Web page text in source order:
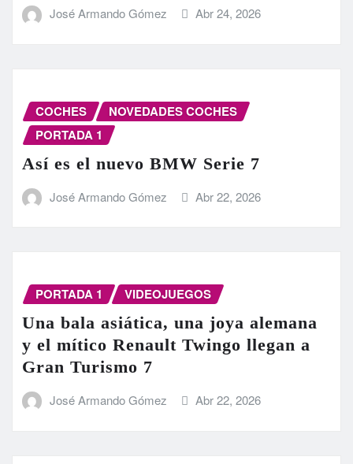
José Armando Gómez Abr 24, 2026
COCHES
NOVEDADES COCHES
PORTADA 1
Así es el nuevo BMW Serie 7
José Armando Gómez Abr 22, 2026
PORTADA 1 VIDEOJUEGOS
Una bala asiática, una joya alemana
y el mítico Renault Twingo llegan a
Gran Turismo 7
José Armando Gómez Abr 22, 2026